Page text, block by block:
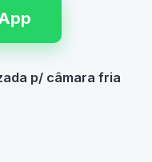
p/ câmara fria